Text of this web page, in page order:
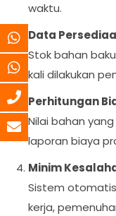
waktu.
Data
Stok bahan
kali dilakukan
Perhitungan
Nilai bahan
laporan biaya
Minim
Sistem
kerja,